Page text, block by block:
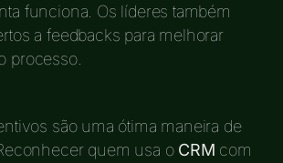
funciona. Os líderes também
a feedbacks para melhorar
processo.
são uma ótima maneira de
quem usa o CRM com